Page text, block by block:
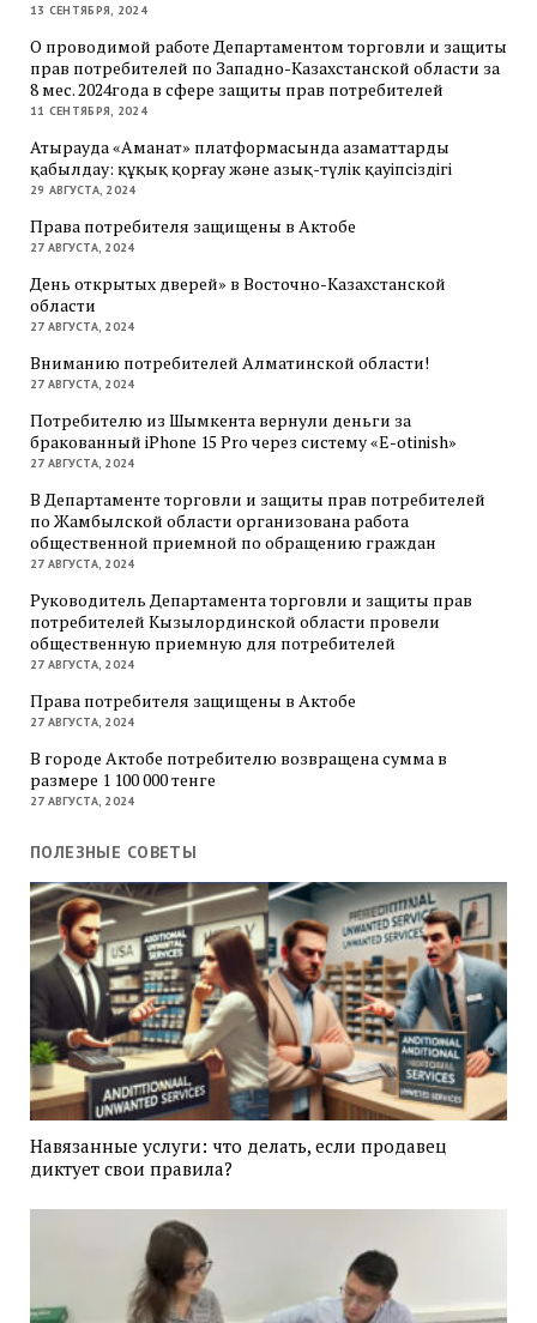
13 СЕНТЯБРЯ, 2024
О проводимой работе Департаментом торговли и защиты
прав потребителей по Западно-Казахстанской области за
8 мес. 2024года в сфере защиты прав потребителей
11 СЕНТЯБРЯ, 2024
Атырауда «Аманат» платформасында азаматтарды
қабылдау: құқық қорғау және азық-түлік қауіпсіздігі
29 АВГУСТА, 2024
Права потребителя защищены в Актобе
27 АВГУСТА, 2024
День открытых дверей» в Восточно-Казахстанской
области
27 АВГУСТА, 2024
Вниманию потребителей Алматинской области!
27 АВГУСТА, 2024
Потребителю из Шымкента вернули деньги за
бракованный iPhone 15 Pro через систему «E-otinish»
27 АВГУСТА, 2024
В Департаменте торговли и защиты прав потребителей
по Жамбылской области организована работа
общественной приемной по обращению граждан
27 АВГУСТА, 2024
Руководитель Департамента торговли и защиты прав
потребителей Кызылординской области провели
общественную приемную для потребителей
27 АВГУСТА, 2024
Права потребителя защищены в Актобе
27 АВГУСТА, 2024
В городе Актобе потребителю возвращена сумма в
размере 1 100 000 тенге
27 АВГУСТА, 2024
ПОЛЕЗНЫЕ СОВЕТЫ
Навязанные услуги: что делать, если продавец
диктует свои правила?